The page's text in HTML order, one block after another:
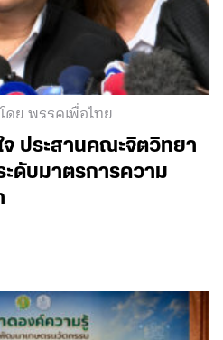
โดย พรรคเพื่อไทย
ประสานคณะจิตวิทยา
ดับมาตรการความ